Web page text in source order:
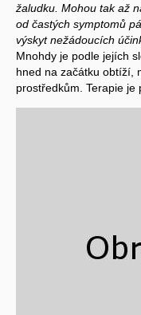
žaludku. Mohou tak až
od častých symptomů
výskyt nežádoucích
Mnohdy je podle jejích
hned na začátku obtíží,
prostředkům. Terapie je